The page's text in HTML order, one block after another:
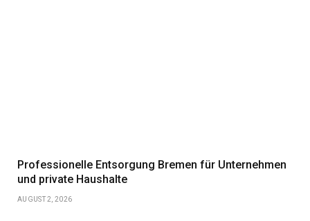
Professionelle Entsorgung Bremen für Unternehmen
und private Haushalte
AUGUST 2, 2026